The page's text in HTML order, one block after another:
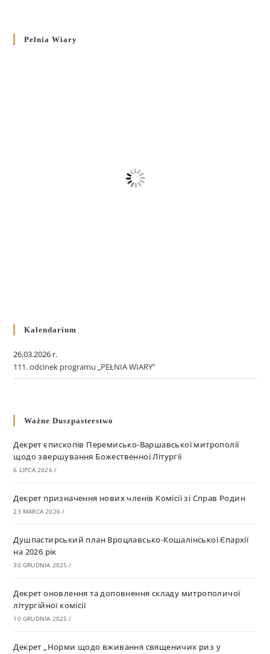
Pełnia Wiary
Kalendarium
26.03.2026 r.
111. odcinek programu „PEŁNIA WIARY”
Ważne Duszpasterstwo
Декрет єпископів Перемисько-Варшавської митрополії
щодо звершування Божественної Літургії
6 LIPCA 2026 /
Декрет призначення нових членів Комісії зі Справ Родин
23 MARCA 2026 /
Душпастирський план Вроцлавсько-Кошалінської Єпархії
на 2026 рік
30 GRUDNIA 2025 /
Декрет оновлення та доповнення складу митрополичої
літургійної комісії
10 GRUDNIA 2025 /
Декрет „Норми щодо вживання священичих риз у